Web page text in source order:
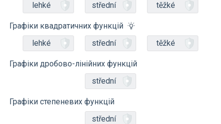
lehké
střední těžké
Графіки квадратичних функцій
lehké
střední těžké
Графіки дробово-лінійних функцій
střední
Графіки степеневих функцій
střední